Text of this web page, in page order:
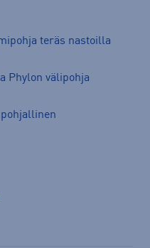
teräs nastoilla
Phylon välipohja